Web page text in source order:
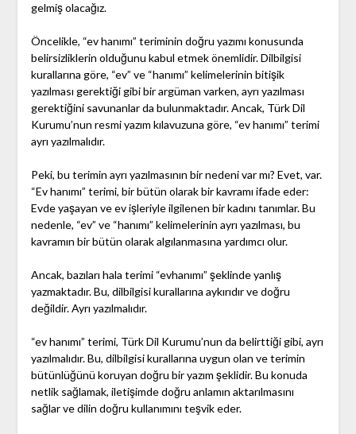
gelmiş olacağız.
Öncelikle, “ev hanımı” teriminin doğru yazımı konusunda
belirsizliklerin olduğunu kabul etmek önemlidir. Dilbilgisi
kurallarına göre, “ev” ve “hanımı” kelimelerinin bitişik
yazılması gerektiği gibi bir argüman varken, ayrı yazılması
gerektiğini savunanlar da bulunmaktadır. Ancak, Türk Dil
Kurumu’nun resmi yazım kılavuzuna göre, “ev hanımı” terimi
ayrı yazılmalıdır.
Peki, bu terimin ayrı yazılmasının bir nedeni var mı? Evet, var.
“Ev hanımı” terimi, bir bütün olarak bir kavramı ifade eder:
Evde yaşayan ve ev işleriyle ilgilenen bir kadını tanımlar. Bu
nedenle, “ev” ve “hanımı” kelimelerinin ayrı yazılması, bu
kavramın bir bütün olarak algılanmasına yardımcı olur.
Ancak, bazıları hala terimi “evhanımı” şeklinde yanlış
yazmaktadır. Bu, dilbilgisi kurallarına aykırıdır ve doğru
değildir. Ayrı yazılmalıdır.
“ev hanımı” terimi, Türk Dil Kurumu’nun da belirttiği gibi, ayrı
yazılmalıdır. Bu, dilbilgisi kurallarına uygun olan ve terimin
bütünlüğünü koruyan doğru bir yazım şeklidir. Bu konuda
netlik sağlamak, iletişimde doğru anlamın aktarılmasını
sağlar ve dilin doğru kullanımını teşvik eder.